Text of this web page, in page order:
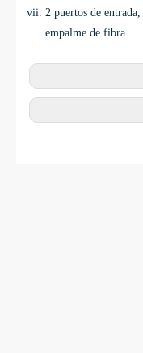
2 puertos de
empalme de fibra